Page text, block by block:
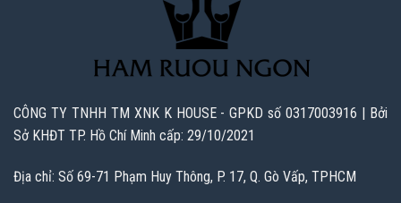
CÔNG TY TNHH TM XNK K HOUSE - GPKD số 0317003916 | Bởi
Sở KHĐT TP. Hồ Chí Minh cấp: 29/10/2021
Địa chỉ: Số 69-71 Phạm Huy Thông, P. 17, Q. Gò Vấp, TPHCM